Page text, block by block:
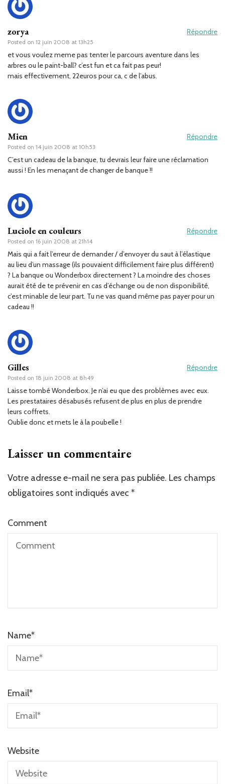
zorya
Posted on 12 juin 2008 at 13h25
Répondre
et vous voulez meme pas tenter le parcours aventure dans les
arbres ou le paint-ball? c’est fun et ca fait pas peur!
mais effectivement, 22euros pour ca, c de l’abus.
Mien
Posted on 14 juin 2008 at 10h53
Répondre
C’est un cadeau de la banque, tu devrais leur faire une réclamation
aussi ! En les menaçant de changer de banque !!
Luciole en couleurs
Posted on 16 juin 2008 at 21h14
Répondre
Mais qui a fait l’erreur de demander / d’envoyer du saut à l’élastique
au lieu d’un massage (ils pouvaient difficilement faire plus différent)
? La banque ou Wonderbox directement ? La moindre des choses
aurait été de te prévenir en cas d’échange ou de non disponibilité,
c’est minable de leur part. Tu ne vas quand même pas payer pour un
cadeau !!
Gilles
Posted on 18 juin 2008 at 8h49
Répondre
Laisse tombé Wonderbox. Je n’ai eu que des problèmes avec eux.
Les prestataires désabusés refusent de plus en plus de prendre
leurs coffrets.
Oublie donc et mets le à la poubelle !
Laisser un commentaire
Votre adresse e-mail ne sera pas publiée. Les champs
obligatoires sont indiqués avec *
Comment
Name*
Email*
Website